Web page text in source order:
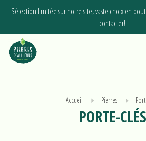
Sélection limitée sur notre site, vaste choix en
contacter!
Accueil Pierres
PORTE-CLÉS